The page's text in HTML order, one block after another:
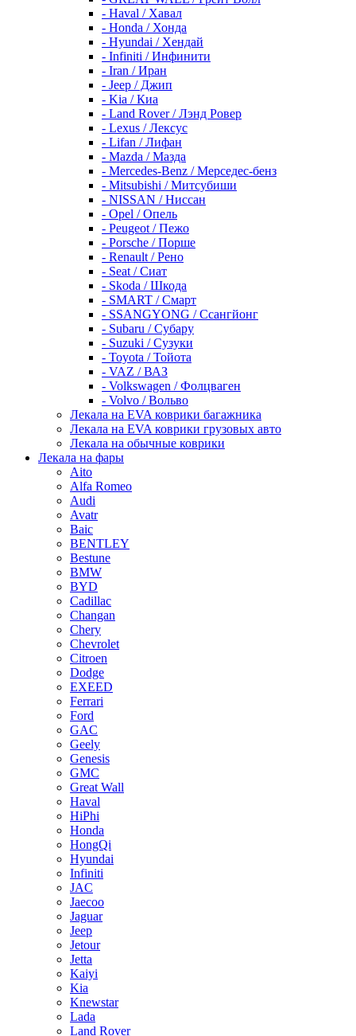
- Haval / Хавал
- Honda / Хонда
- Hyundai / Хендай
- Infiniti / Инфинити
- Iran / Иран
- Jeep / Джип
- Kia / Киа
- Land Rover / Лэнд Ровер
- Lexus / Лексус
- Lifan / Лифан
- Mazda / Мазда
- Mercedes-Benz / Мерседес-бенз
- Mitsubishi / Митсубиши
- NISSAN / Ниссан
- Opel / Опель
- Peugeot / Пежо
- Porsche / Порше
- Renault / Рено
- Seat / Сиат
- Skoda / Шкода
- SMART / Смарт
- SSANGYONG / Ссангйонг
- Subaru / Субару
- Suzuki / Сузуки
- Toyota / Тойота
- VAZ / ВАЗ
- Volkswagen / Фолцваген
- Volvo / Вольво
Лекала на EVA коврики багажника
Лекала на EVA коврики грузовых авто
Лекала на обычные коврики
Лекала на фары
Aito
Alfa Romeo
Audi
Avatr
Baic
BENTLEY
Bestune
BMW
BYD
Cadillac
Changan
Chery
Chevrolet
Citroen
Dodge
EXEED
Ferrari
Ford
GAC
Geely
Genesis
GMC
Great Wall
Haval
HiPhi
Honda
HongQi
Hyundai
Infiniti
JAC
Jaecoo
Jaguar
Jeep
Jetour
Jetta
Kaiyi
Kia
Knewstar
Lada
Land Rover